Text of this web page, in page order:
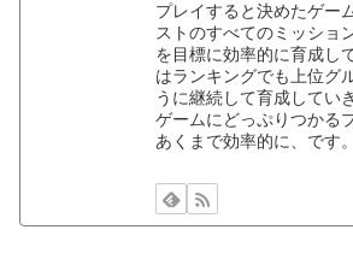
プレイすると決めたゲー
ストのすべてのミッショ
を目標に効率的に育成し
はランキングでも上位グ
うに継続して育成してい
ゲームにどっぷりつかる
あくまで効率的に、です。